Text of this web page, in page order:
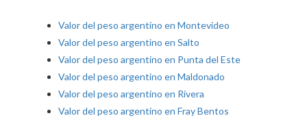
Valor del peso argentino en Montevideo
Valor del peso argentino en Salto
Valor del peso argentino en Punta del Este
Valor del peso argentino en Maldonado
Valor del peso argentino en Rivera
Valor del peso argentino en Fray Bentos